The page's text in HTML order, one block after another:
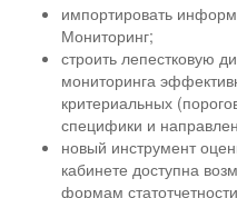
импортировать
Мониторинг;
строить лепестковую
мониторинга
критериальных
специфики и
новый инструмент
кабинете доступна
формам